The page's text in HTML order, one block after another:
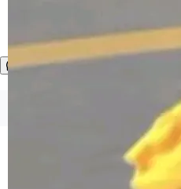
整性保护。效果是：吞吐量提升
成本降低 30%，精度不变。 FP8
存 KV cache 是推理时最吃显...
让语音识别不再只是听清，而是真
先理解你的语境和意图，再把准确
到你。从“逐字转写、单点优化”演
境、兼容场景、一键直出”。 Hy
w 不要求标准普通话，方言识别
等 10 大方言片区和 20 余个二级
源评测集中，Hy ASR 3.0
©OSCHINA(OSChina.NET)